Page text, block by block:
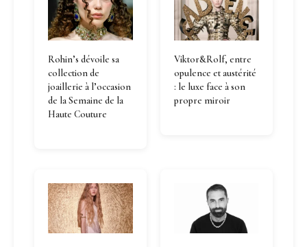
Rohin’s dévoile sa
collection de
joaillerie à l’occasion
de la Semaine de la
Haute Couture
Viktor&Rolf, entre
opulence et austérité
: le luxe face à son
propre miroir